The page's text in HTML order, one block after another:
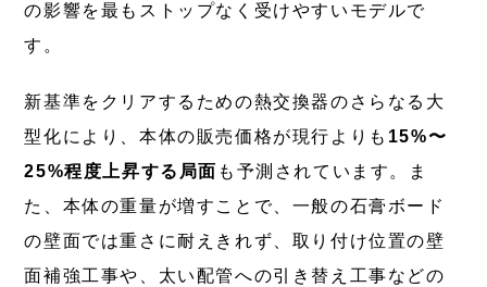
の影響を最もストップなく受けやすいモデルで
す。
新基準をクリアするための熱交換器のさらなる大
型化により、本体の販売価格が現行よりも 15%〜
25%程度上昇する局面 も予測されています。ま
た、本体の重量が増すことで、一般の石膏ボード
の壁面では重さに耐えきれず、取り付け位置の壁
面補強工事や、太い配管への引き替え工事などの